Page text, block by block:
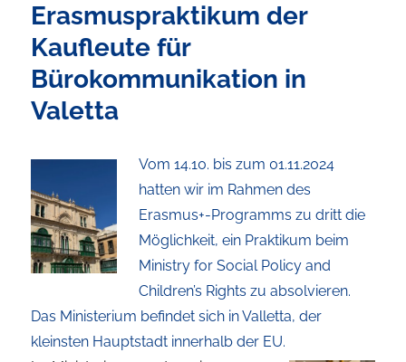
Erasmuspraktikum der
Kaufleute für
Bürokommunikation in
Valetta
Vom 14.10. bis zum 01.11.2024
hatten wir im Rahmen des
Erasmus+-Programms zu dritt die
Möglichkeit, ein Praktikum beim
Ministry for Social Policy and
Children’s Rights zu absolvieren.
Das Ministerium befindet sich in Valletta, der
kleinsten Hauptstadt innerhalb der EU.